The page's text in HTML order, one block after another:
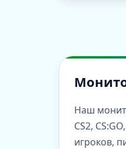
Наш
CS2,
игроков,